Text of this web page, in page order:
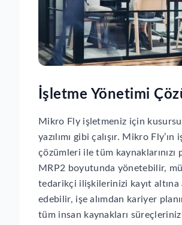
İşletme Yönetimi
Mikro Fly işletmeniz için
yazılımı gibi çalışır. Mikro Fly’ın
çözümleri ile tüm kaynaklarınızı
MRP2 boyutunda yönetebilir,
tedarikçi ilişkilerinizi kayıt altına
edebilir, işe alımdan kariyer
tüm insan kaynakları